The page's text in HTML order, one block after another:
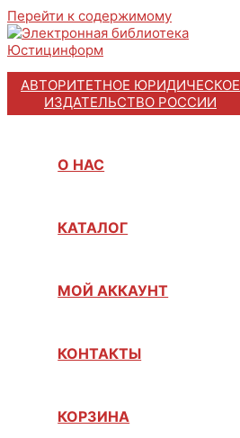
Перейти к содержимому
АВТОРИТЕТНОЕ ЮРИДИЧЕСКОЕ
ИЗДАТЕЛЬСТВО РОССИИ
О НАС
КАТАЛОГ
МОЙ АККАУНТ
КОНТАКТЫ
КОРЗИНА